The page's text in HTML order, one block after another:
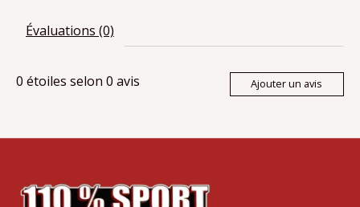
Évaluations (0)
0 étoiles selon 0 avis Ajouter un avis